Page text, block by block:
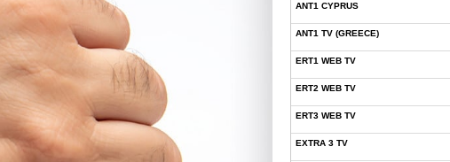
ANT1 CYPRUS
ANT1 TV (GREECE)
ERT1 WEB TV
ERT2 WEB TV
ERT3 WEB TV
EXTRA 3 TV